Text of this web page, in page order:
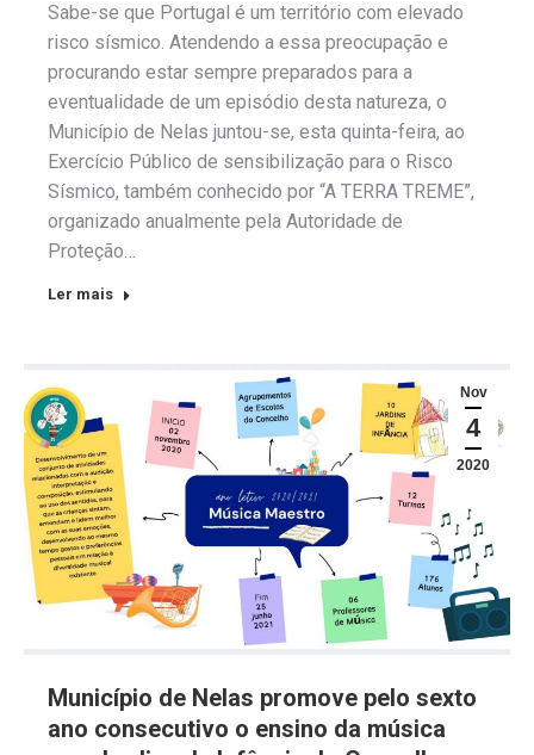
Sabe-se que Portugal é um território com elevado
risco sísmico. Atendendo a essa preocupação e
procurando estar sempre preparados para a
eventualidade de um episódio desta natureza, o
Município de Nelas juntou-se, esta quinta-feira, ao
Exercício Público de sensibilização para o Risco
Sísmico, também conhecido por “A TERRA TREME”,
organizado anualmente pela Autoridade de
Proteção…
Ler mais
Nov
4
2020
Município de Nelas promove pelo sexto
ano consecutivo o ensino da música